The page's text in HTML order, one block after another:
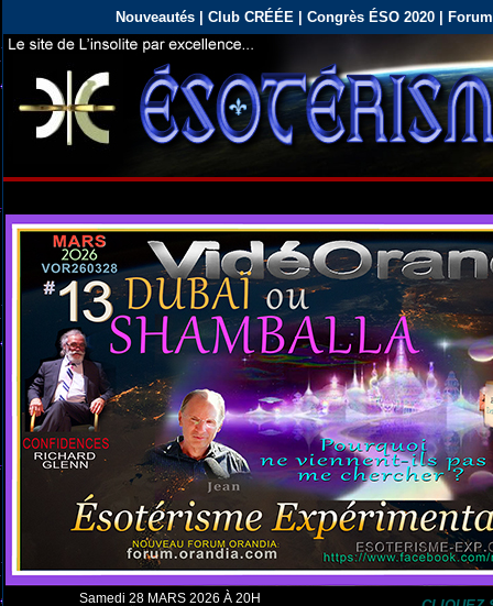
Nouveautés | Club CRÉÉE Congrès ÉSO 2020 Forum
Samedi 28 MARS 2026 À 20H